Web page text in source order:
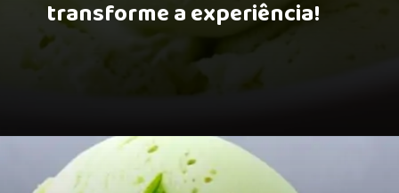
transforme a experiência!
Opening